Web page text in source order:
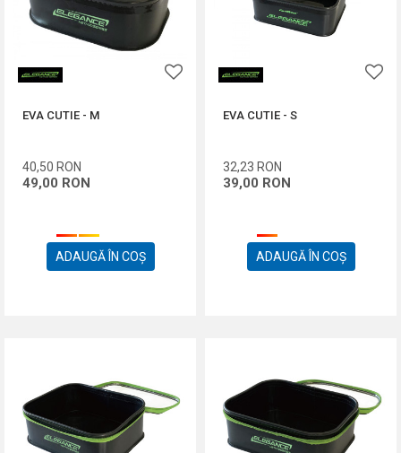
EVA CUTIE - M
40,50 RON
49,00 RON
ADAUGĂ ÎN COȘ
EVA CUTIE - S
32,23 RON
39,00 RON
ADAUGĂ ÎN COȘ